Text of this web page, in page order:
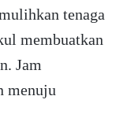
tenaga
membuatkan
Jam
menuju